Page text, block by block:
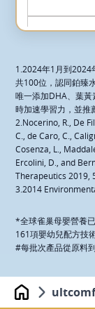
05-
大樹斗
05-
1.2024年1月到2024
共100位，認同鉑臻
唯一添加DHA、葉黃
時加速學習力，並推
2.Nocerino, R., De
C., de Caro, C.,
Cosenza, L.,
Ercolini, D., and
Therapeutics 2019,
3.2014
*全球雀巢母嬰營養
161項嬰幼兒配方技
#每批次產品從原料
Home